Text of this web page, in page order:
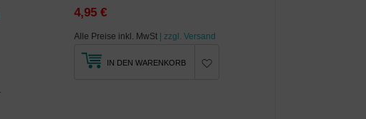
4,95 €
Alle Preise inkl. MwSt | zzgl. Versand
IN DEN WARENKORB